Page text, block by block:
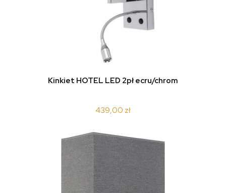
Kinkiet HOTEL LED 2pł ecru/chrom
439,00 zł